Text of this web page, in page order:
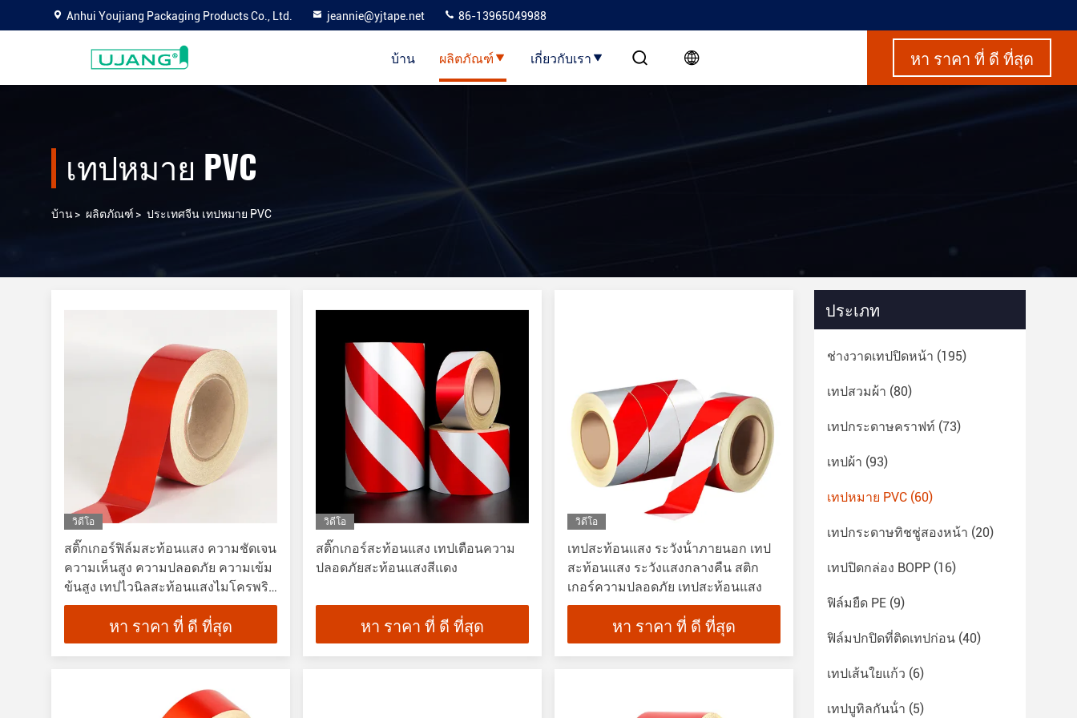
Anhui Youjiang Packaging Products Co., Ltd. jeannie@yjtape.net 86-13965049988
บ้าน ผลิตภัณฑ์ เกี่ยวกับเรา หา ราคา ที่ ดี ที่สุด
เทปหมาย PVC
บ้าน> ผลิตภัณฑ์ > ประเทศจีน เทปหมาย PVC
วิดีโอ
สติ๊กเกอร์ฟิล์มสะท้อนแสง ความชัดเจน
ความเห็นสูง ความปลอดภัย ความเข้ม
ข้นสูง เทปไวนิลสะท้อนแสงไมโครพริ
สมาติก
หา ราคา ที่ ดี ที่สุด
วิดีโอ
สติ๊กเกอร์สะท้อนแสง เทปเตือนความ
ปลอดภัยสะท้อนแสงสีแดง
หา ราคา ที่ ดี ที่สุด
วิดีโอ
เทปสะท้อนแสง ระวังน้ําภายนอก เทป
สะท้อนแสง ระวังแสงกลางคืน สติก
เกอร์ความปลอดภัย เทปสะท้อนแสง
หา ราคา ที่ ดี ที่สุด
ประเภท
ช่างวาดเทปปิดหน้า (195)
เทปสวมผ้า (80)
เทปกระดาษคราฟท์ (73)
เทปผ้า (93)
เทปหมาย PVC (60)
เทปกระดาษทิชชู่สองหน้า (20)
เทปปิดกล่อง BOPP (16)
ฟิล์มยืด PE (9)
ฟิล์มปกปิดที่ติดเทปก่อน (40)
เทปเส้นใยแก้ว (6)
เทปบูทิลกันน้ํา (5)